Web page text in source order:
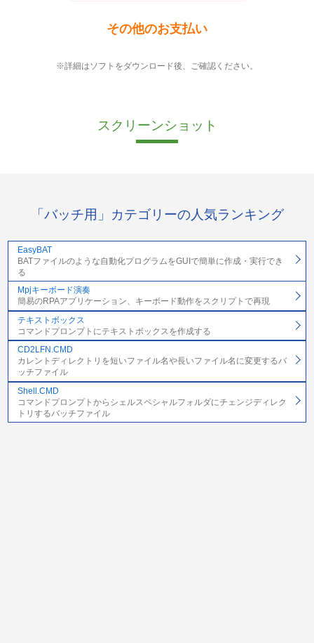
その他のお支払い
※詳細はソフトをダウンロード後、ご確認ください。
スクリーンショット
「バッチ用」カテゴリーの人気ランキング
EasyBAT
BATファイルのような自動化プログラムをGUIで簡単に作成・実行でき
る
Mpjキーボード演奏
簡易のRPAアプリケーション、キーボード動作をスクリプトで再現
テキストボックス
コマンドプロンプトにテキストボックスを作成する
CD2LFN.CMD
カレントディレクトリを短いファイル名や長いファイル名に変更するバ
ッチファイル
Shell.CMD
コマンドプロンプトからシェルスペシャルフォルダにチェンジディレク
トリするバッチファイル